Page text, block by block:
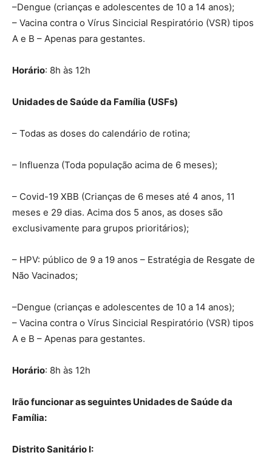
–Dengue (crianças e adolescentes de 10 a 14 anos);
– Vacina contra o Vírus Sincicial Respiratório (VSR) tipos
A e B – Apenas para gestantes.
Horário: 8h às 12h
Unidades de Saúde da Família (USFs)
– Todas as doses do calendário de rotina;
– Influenza (Toda população acima de 6 meses);
– Covid-19 XBB (Crianças de 6 meses até 4 anos, 11
meses e 29 dias. Acima dos 5 anos, as doses são
exclusivamente para grupos prioritários);
– HPV: público de 9 a 19 anos – Estratégia de Resgate de
Não Vacinados;
–Dengue (crianças e adolescentes de 10 a 14 anos);
– Vacina contra o Vírus Sincicial Respiratório (VSR) tipos
A e B – Apenas para gestantes.
Horário: 8h às 12h
Irão funcionar as seguintes Unidades de Saúde da
Família:
Distrito Sanitário I: